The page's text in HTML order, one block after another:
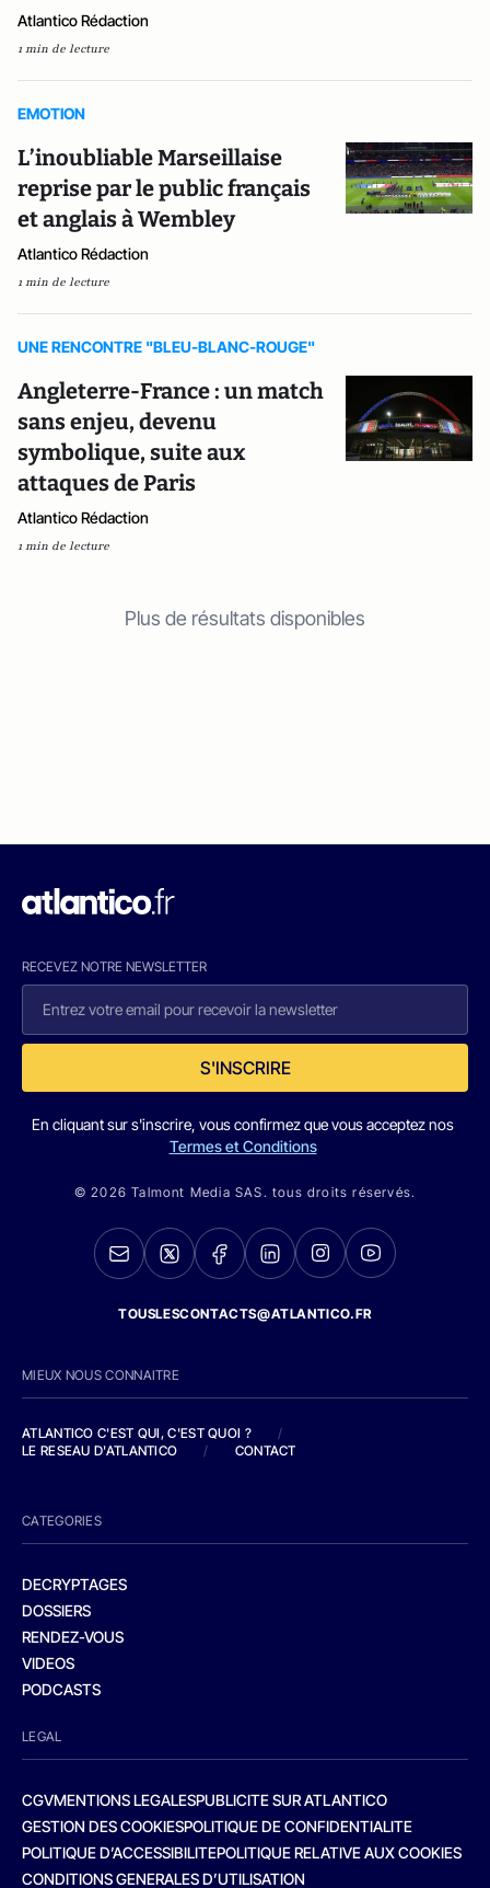
Atlantico Rédaction
1 min de lecture
EMOTION
L’inoubliable Marseillaise
reprise par le public français
et anglais à Wembley
Atlantico Rédaction
1 min de lecture
UNE RENCONTRE "BLEU-BLANC-ROUGE"
Angleterre-France : un match
sans enjeu, devenu
symbolique, suite aux
attaques de Paris
Atlantico Rédaction
1 min de lecture
Plus de résultats disponibles
RECEVEZ NOTRE NEWSLETTER
S'INSCRIRE
En cliquant sur s'inscrire, vous confirmez que vous acceptez nos
Termes et Conditions
© 2026 Talmont Media SAS. tous droits réservés.
TOUSLESCONTACTS@ATLANTICO.FR
MIEUX NOUS CONNAITRE
ATLANTICO C'EST QUI, C'EST QUOI ?
/
LE RESEAU D'ATLANTICO
/ CONTACT
CATEGORIES
DECRYPTAGES
DOSSIERS
RENDEZ-VOUS
VIDEOS
PODCASTS
LEGAL
CGVMENTIONS LEGALESPUBLICITE SUR ATLANTICO
GESTION DES COOKIESPOLITIQUE DE CONFIDENTIALITE
POLITIQUE D’ACCESSIBILITEPOLITIQUE RELATIVE AUX COOKIES
CONDITIONS GENERALES D’UTILISATION